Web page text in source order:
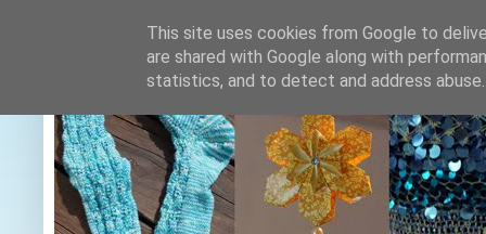
This site uses cookies from Google to
are shared with Google along with
statistics, and to detect and address abuse.